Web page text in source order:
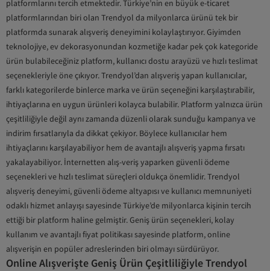
platformlarını tercih etmektedir. Türkiye’nin en büyük e-ticaret
platformlarından biri olan Trendyol da milyonlarca ürünü tek bir
platformda sunarak alışveriş deneyimini kolaylaştırıyor. Giyimden
teknolojiye, ev dekorasyonundan kozmetiğe kadar pek çok kategoride
ürün bulabileceğiniz platform, kullanıcı dostu arayüzü ve hızlı teslimat
seçenekleriyle öne çıkıyor. Trendyol’dan alışveriş yapan kullanıcılar,
farklı kategorilerde binlerce marka ve ürün seçeneğini karşılaştırabilir,
ihtiyaçlarına en uygun ürünleri kolayca bulabilir. Platform yalnızca ürün
çeşitliliğiyle değil aynı zamanda düzenli olarak sunduğu kampanya ve
indirim fırsatlarıyla da dikkat çekiyor. Böylece kullanıcılar hem
ihtiyaçlarını karşılayabiliyor hem de avantajlı alışveriş yapma fırsatı
yakalayabiliyor. İnternetten alış-veriş yaparken güvenli ödeme
seçenekleri ve hızlı teslimat süreçleri oldukça önemlidir. Trendyol
alışveriş deneyimi, güvenli ödeme altyapısı ve kullanıcı memnuniyeti
odaklı hizmet anlayışı sayesinde Türkiye’de milyonlarca kişinin tercih
ettiği bir platform haline gelmiştir. Geniş ürün seçenekleri, kolay
kullanım ve avantajlı fiyat politikası sayesinde platform, online
alışverişin en popüler adreslerinden biri olmayı sürdürüyor.
Online Alışverişte Geniş Ürün Çeşitliliğiyle Trendyol